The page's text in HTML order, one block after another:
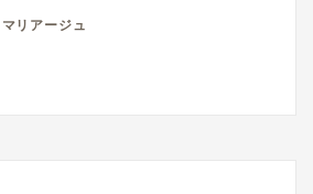
マリアージュ